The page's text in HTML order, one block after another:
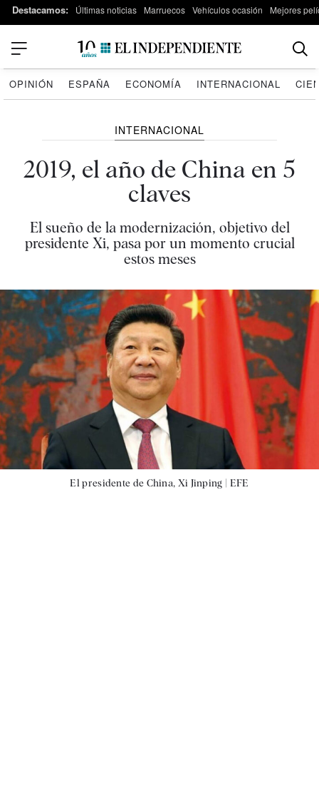
Destacamos: Últimas noticias Marruecos Vehículos ocasión Mejores
OPINIÓN ESPAÑA ECONOMÍA INTERNACIONAL
INTERNACIONAL
2019, el año de China en 5
claves
El sueño de la modernización, objetivo del
presidente Xi, pasa por un momento crucial
estos meses
El presidente de China, Xi Jinping | EFE